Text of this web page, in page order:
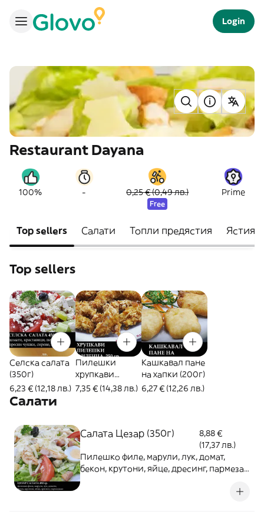
Login
Restaurant Dayana
100% - 0,25 € (0,49 лв.)
Free
Prime
Top sellers Салати Топли предястия Ястия
Top sellers
Селска салата
(350г)
6,23 € (12,18 лв.)
Пилешки
хрупкави
филенца (270г)
7,35 € (14,38 лв.)
Кашкавал пане
на хапки (200г)
6,27 € (12,26 лв.)
Салати
Салата Цезар (350г)
8,88 €
(17,37 лв.)
Пилешко филе, марули, лук, домат,
бекон, крутони, яйце, дресинг, пармезан